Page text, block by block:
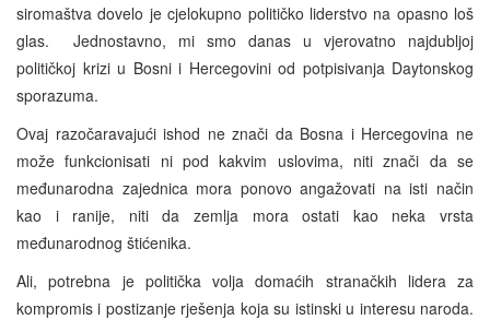
siromaštva dovelo je cjelokupno političko liderstvo na opasno loš
glas. Jednostavno, mi smo danas u vjerovatno najdubljoj
političkoj krizi u Bosni i Hercegovini od potpisivanja Daytonskog
sporazuma.
Ovaj razočaravajući ishod ne znači da Bosna i Hercegovina ne
može funkcionisati ni pod kakvim uslovima, niti znači da se
međunarodna zajednica mora ponovo angažovati na isti način
kao i ranije, niti da zemlja mora ostati kao neka vrsta
međunarodnog štićenika.
Ali, potrebna je politička volja domaćih stranačkih lidera za
kompromis i postizanje rješenja koja su istinski u interesu naroda.